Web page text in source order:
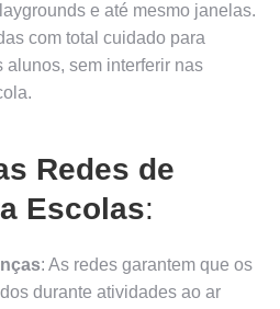
e até mesmo janelas.
com total cuidado para
alunos, sem interferir nas
Redes de
Escolas:
: As redes garantem que os
durante atividades ao ar